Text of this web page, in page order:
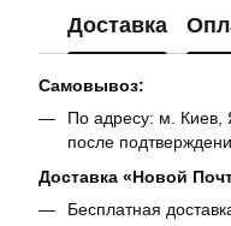
Доставка
Самовывоз:
По адресу: м. Киев,
после
Доставка «Новой
Бесплатная